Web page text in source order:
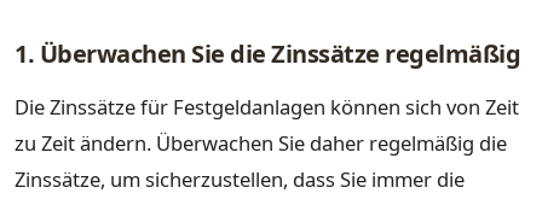
1. Überwachen Sie die Zinssätze regelmäßig
Die Zinssätze für Festgeldanlagen können sich von Zeit
zu Zeit ändern. Überwachen Sie daher regelmäßig die
Zinssätze, um sicherzustellen, dass Sie immer die